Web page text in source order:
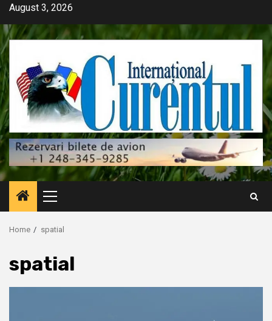
Skip
content
August 3, 2026
Primary
Menu
Home spatial
spatial